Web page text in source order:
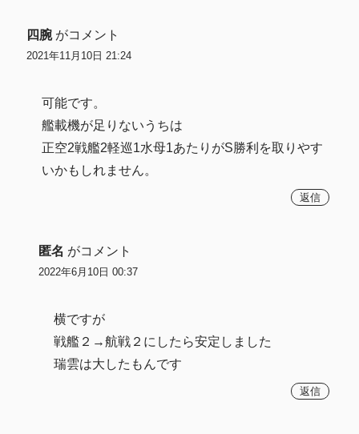
四腕 がコメント
2021年11月10日 21:24
可能です。
艦載機が足りないうちは
正空2戦艦2軽巡1水母1あたりがS勝利を取りやす
いかもしれません。
返信
匿名 がコメント
2022年6月10日 00:37
横ですが
戦艦２→航戦２にしたら安定しました
瑞雲は大したもんです
返信